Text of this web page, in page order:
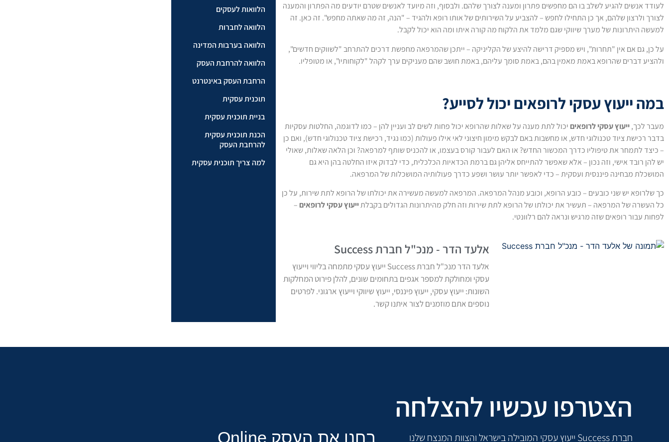
לעודד אנשים להגיע לשלב בו הם מחפשים פתרון ומענה לצורך שלהם. ולבסוף, וזה מיועד לאנשים שטרם יודעים מה הפתרון והמענה
לצורך ולרצון שלהם, אך כן התחילו לחפש – להצביע על השירותים של אותו רופא ולהגיד – "הנה, זה מה שאתה מחפש". זה כאן. זה
למעשה היתרונות של מערך שיווקי שגם מלמד את הלקוח מה קורה איתו ומה הוא יכול לקבל.
על כן, גם אם אין "תחרות", ויש מספיק דרישה להיצע של הקליניקה – ייתכן שהמרפאה מחפשת דרכים להתרחב "לשווקים חדשים",
ולהציע דברים שהרופא באמת מאמין בהם, באמת סומך עליהם, באמת חושב שהם מעניקים ערך לקהל "לקוחותיו", או מטופליו.
במה ייעוץ עסקי לרופאים יכול לסייע?
מעבר לכך,ייעוץ עסקי לרופאים יכול לתת מענה על שאלות שהרופא יכול פחות לשים לב ועניין להן – כמו לדוגמה, החלטות עסקיות
בדבר רכישת ציוד טכנולוגי חדש, או מחשבות באם לבקש מימון חיצוני לאי אילו פעולות (כמו נגיד, רכישת ציוד טכנולוגי חדש), ואם כן
– כיצד לתמחר את טיפוליו כדרך המכשור החדש? או האם לעבור קורס בעצמו, או להכניס שותף למרפאה? וכן הלאה שאלות, שאולי
יש להן רובד אישי, וזה נכון – אלא שאפשר להתייחס אליהן גם ברמת הכדאיות הכלכלית, כדי לבדוק איזו החלטה בהן היא גם
המושכלת מבחינה פיננסית ועסקית – כדי לאפשר יותר עושר ושפע כדרך פעולותיה המושכלות של המרפאה.
כך שלרופא יש שני כובעים – כובע הרופא, וכובע מנהל המרפאה. המרפאה למעשה מעשירה את יכולתו של הרופא לתת שירות, על כן
כל העשרה של המרפאה – תעשיר את יכולתו של הרופא לתת שירות וזה חלק מהיתרונות הגדולים בקבלתייעוץ עסקי לרופאים –
לפחות עבור רופאים שזה מרגיש ונראה להם רלוונטי.
אלעד הדר - מנכ"ל חברת Success
אלעד הדר מנכ"ל חברת Success ייעוץ עסקי מתמחה בליווי וייעוץ
עסקי ומחולקת למספר אגפים בתחומים שונים, להלן פירוט המחלקות
השונות: ייעוץ עסקי, ייעוץ פיננסי, ייעוץ שיווקי וייעוץ ארגוני. לפרטים
נוספים אתם מוזמנים לצור איתנו קשר.
הלוואות לעסקים​
הלוואה לחברות
הלוואה בערבות המדינה
הלוואה להרחבת העסק
הרחבת העסק באינטרנט
תוכנית עסקית
בניית תוכנית עסקית
הכנת תוכנית עסקית
להרחבת העסק
למה צריך תוכנית עסקית
הצטרפו עכשיו להצלחה
חברת Success ייעוץ עסקי המובילה בישראל והצוות המנצח שלנו
בחנו את העסק Online